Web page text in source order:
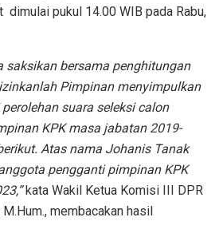
dimulai pukul 14.00 WIB pada Rabu,
saksikan bersama penghitungan
Pimpinan menyimpulkan
suara seleksi calon
KPK masa jabatan 2019-
Atas nama Johanis Tanak
pengganti pimpinan KPK
kata Wakil Ketua Komisi III DPR
membacakan hasil